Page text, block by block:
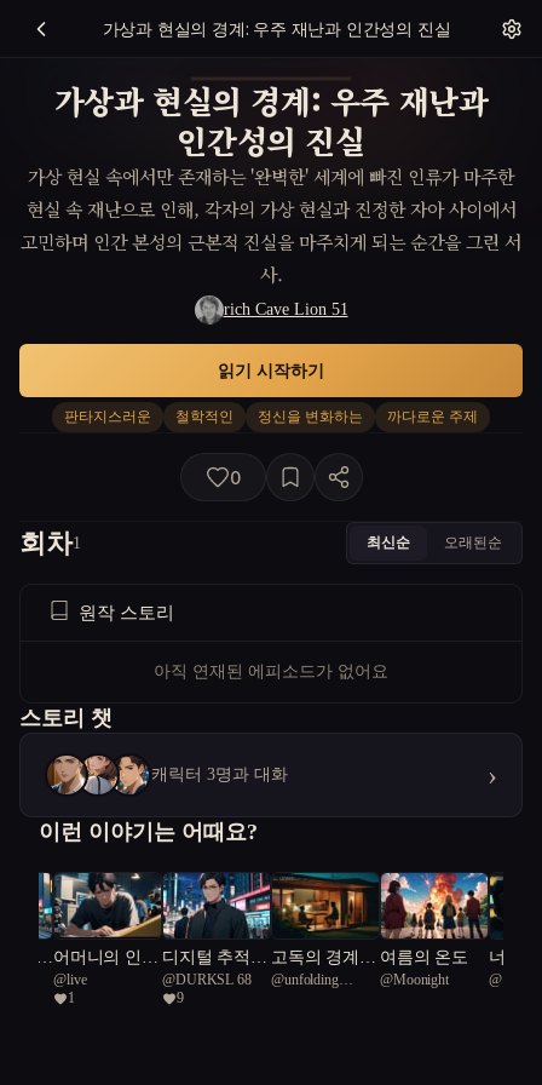
가상과 현실의 경계: 우주 재난과 인간성의 진실
가상과 현실의 경계: 우주 재난과
인간성의 진실
가상 현실 속에서만 존재하는 '완벽한' 세계에 빠진 인류가 마주한
현실 속 재난으로 인해, 각자의 가상 현실과 진정한 자아 사이에서
고민하며 인간 본성의 근본적 진실을 마주치게 되는 순간을 그린 서
사.
rich Cave Lion 51
판타지스러운 철학적인 정신을 변화하는 까다로운 주제
읽기 시작하기
0
회차1 최신순 오래된순
원작 스토리
아직 연재된 에피소드가 없어요
스토리 챗
캐릭터 3명과 대화 ›
이런 이야기는 어때요?
울 :
어머니의 인형
극
@live
1
디지털 추적자
들: 서울의 미
로 속에서
@DURKSL 68
9
고독의 경계,
치유의 길
@unfolding
여름의 온도
@Moonight
너희
아니
@지진